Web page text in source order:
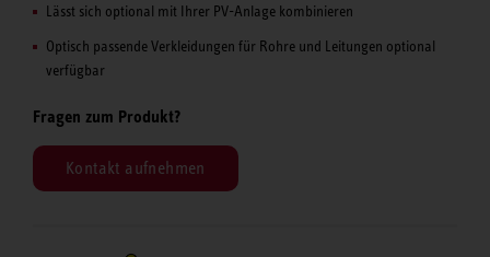
Lässt sich optional mit Ihrer PV-Anlage kombinieren
Optisch passende Verkleidungen für Rohre und Leitungen optional
verfügbar
Fragen zum Produkt?
Kontakt aufnehmen